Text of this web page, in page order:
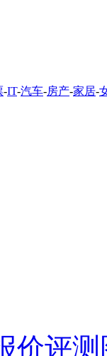
-IT-汽车-房产-家居-
价评测